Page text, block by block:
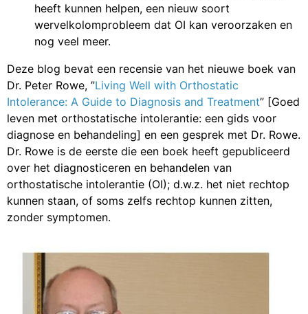
heeft kunnen helpen, een nieuw soort
wervelkolomprobleem dat OI kan veroorzaken en
nog veel meer.
Deze blog bevat een recensie van het nieuwe boek van
Dr. Peter Rowe, ”Living Well with Orthostatic
Intolerance: A Guide to Diagnosis and Treatment” [Goed
leven met orthostatische intolerantie: een gids voor
diagnose en behandeling] en een gesprek met Dr. Rowe.
Dr. Rowe is de eerste die een boek heeft gepubliceerd
over het diagnosticeren en behandelen van
orthostatische intolerantie (OI); d.w.z. het niet rechtop
kunnen staan, of soms zelfs rechtop kunnen zitten,
zonder symptomen.